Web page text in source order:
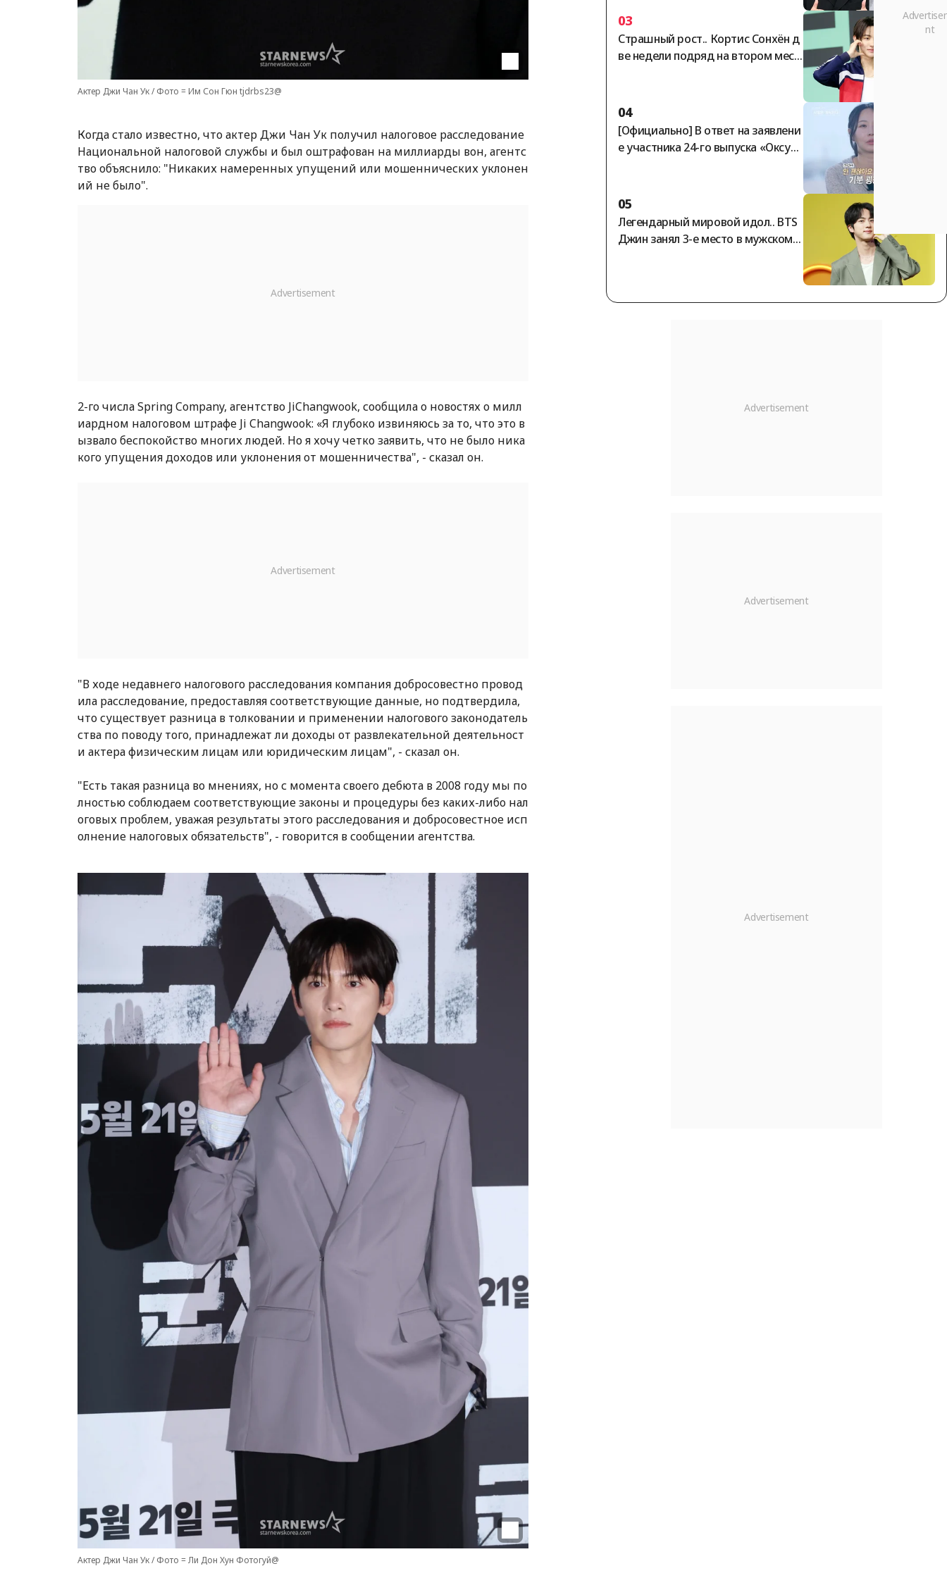
Актер Джи Чан Ук / Фото = Им Сон Гюн tjdrbs23@
Когда стало известно, что актер Джи Чан Ук получил налоговое расследование
Национальной налоговой службы и был оштрафован на миллиарды вон, агентс
тво объяснило: "Никаких намеренных упущений или мошеннических уклонен
ий не было".
2-го числа Spring Company, агентство JiChangwook, сообщила о новостях о милл
иардном налоговом штрафе Ji Changwook: «Я глубоко извиняюсь за то, что это в
ызвало беспокойство многих людей. Но я хочу четко заявить, что не было ника
кого упущения доходов или уклонения от мошенничества", - сказал он.
"В ходе недавнего налогового расследования компания добросовестно провод
ила расследование, предоставляя соответствующие данные, но подтвердила,
что существует разница в толковании и применении налогового законодатель
ства по поводу того, принадлежат ли доходы от развлекательной деятельност
и актера физическим лицам или юридическим лицам", - сказал он.
"Есть такая разница во мнениях, но с момента своего дебюта в 2008 году мы по
лностью соблюдаем соответствующие законы и процедуры без каких-либо нал
оговых проблем, уважая результаты этого расследования и добросовестное исп
олнение налоговых обязательств", - говорится в сообщении агентства.
Актер Джи Чан Ук / Фото = Ли Дон Хун Фотогуй@
р]
03
Страшный рост.. Кортис Сонхён д
ве недели подряд на втором мест
04
[Официально] В ответ на заявлени
е участника 24-го выпуска «Оксун»
тели шоу «Я — соло» заявили: «Вс
е выплаты произведены в полном
объёме».
05
Легендарный мировой идол.. BTS
Джин занял 3-е место в мужском р